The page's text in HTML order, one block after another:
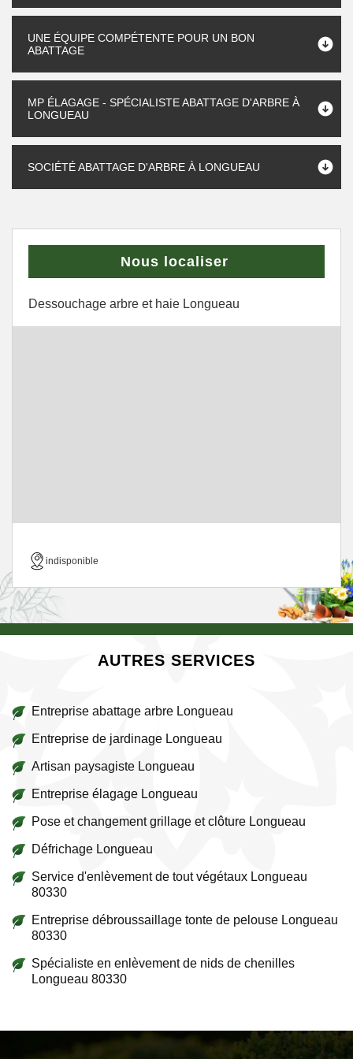
UNE ÉQUIPE COMPÉTENTE POUR UN BON
ABATTAGE
MP ÉLAGAGE - SPÉCIALISTE ABATTAGE D'ARBRE À
LONGUEAU
SOCIÉTÉ ABATTAGE D'ARBRE À LONGUEAU
Nous localiser
Dessouchage arbre et haie Longueau
indisponible
AUTRES SERVICES
Entreprise abattage arbre Longueau
Entreprise de jardinage Longueau
Artisan paysagiste Longueau
Entreprise élagage Longueau
Pose et changement grillage et clôture Longueau
Défrichage Longueau
Service d'enlèvement de tout végétaux Longueau
80330
Entreprise débroussaillage tonte de pelouse Longueau
80330
Spécialiste en enlèvement de nids de chenilles
Longueau 80330